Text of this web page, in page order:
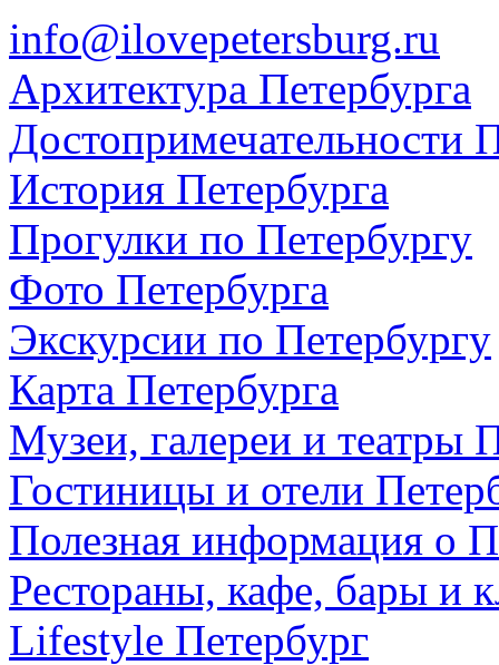
info@ilovepetersburg.ru
Архитектура Петербурга
Достопримечательности
История Петербурга
Прогулки по Петербургу
Фото Петербурга
Экскурсии по Петербургу
Карта Петербурга
Музеи, галереи и театры
Гостиницы и отели
Полезная информация о
Рестораны, кафе, бары и
Lifestyle Петербург